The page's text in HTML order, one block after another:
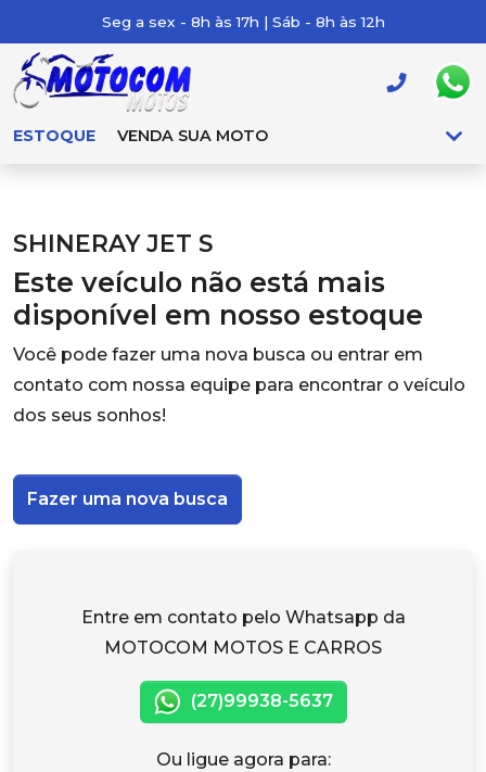
Seg a sex - 8h às 17h | Sáb - 8h às 12h
ESTOQUE VENDA SUA MOTO
SHINERAY JET S
Este veículo não está mais
disponível em nosso estoque
Você pode fazer uma nova busca ou entrar em
contato com nossa equipe para encontrar o veículo
dos seus sonhos!
Fazer uma nova busca
Entre em contato pelo Whatsapp da
MOTOCOM MOTOS E CARROS
(27)99938-5637
Ou ligue agora para: